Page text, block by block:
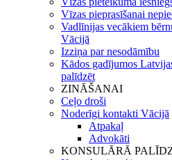
Vīzas pieprasīšanai
Vadlīnijas vecākiem
Vācijā
Izziņa par nesodāmību
Kādos gadījumos
palīdzēt
ZINĀŠANAI
Ceļo droši
Noderīgi kontakti Vācijā
Atpakaļ
Advokāti
KONSULĀRĀ